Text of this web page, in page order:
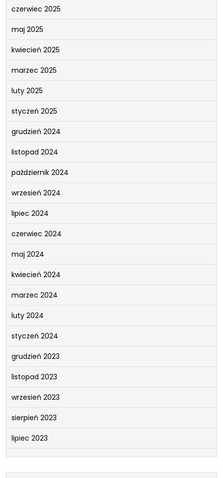
czerwiec 2025
maj 2025
kwiecień 2025
marzec 2025
luty 2025
styczeń 2025
grudzień 2024
listopad 2024
październik 2024
wrzesień 2024
lipiec 2024
czerwiec 2024
maj 2024
kwiecień 2024
marzec 2024
luty 2024
styczeń 2024
grudzień 2023
listopad 2023
wrzesień 2023
sierpień 2023
lipiec 2023